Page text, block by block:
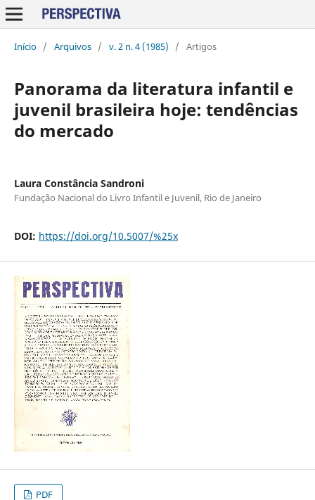
Início / Arquivos / v. 2 n. 4 (1985) / Artigos
Panorama da literatura infantil e
juvenil brasileira hoje: tendências
do mercado
Laura Constância Sandroni
Fundação Nacional do Livro Infantil e Juvenil, Rio de Janeiro
DOI: https://doi.org/10.5007/%25x
PDF